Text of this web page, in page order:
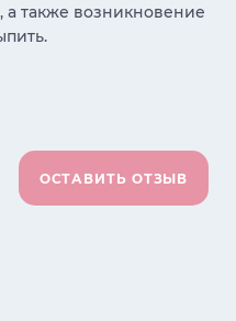
а также возникновение
ОСТАВИТЬ ОТЗЫВ